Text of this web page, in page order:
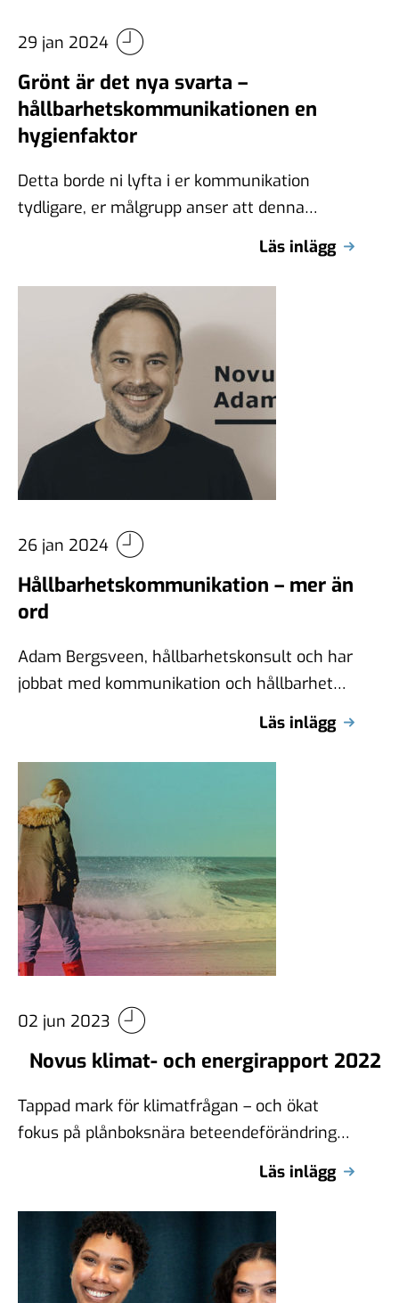
29 jan 2024
Grönt är det nya svarta –
hållbarhetskommunikationen en
hygienfaktor
Detta borde ni lyfta i er kommunikation
tydligare, er målgrupp anser att denna
Läs inlägg
26 jan 2024
Hållbarhetskommunikation – mer än
ord
Adam Bergsveen, hållbarhetskonsult och har
jobbat med kommunikation och hållbarhet
Läs inlägg
02 jun 2023
Novus klimat- och energirapport 2022
Tappad mark för klimatfrågan – och ökat
fokus på plånboksnära beteendeförändringar
Läs inlägg